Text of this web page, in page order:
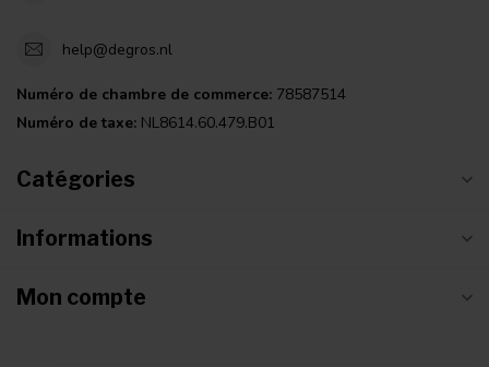
help@degros.nl
Numéro de chambre de commerce: 78587514
Numéro de taxe: NL8614.60.479.B01
Catégories
Informations
Mon compte